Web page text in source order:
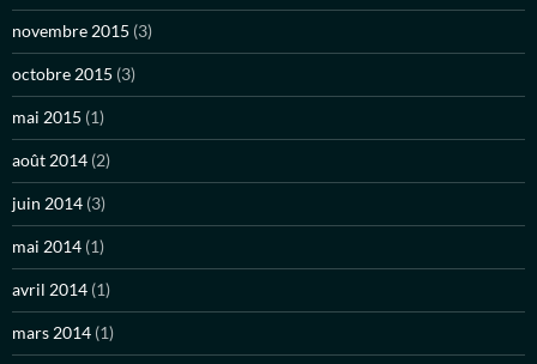
novembre 2015 (3)
octobre 2015 (3)
mai 2015 (1)
août 2014 (2)
juin 2014 (3)
mai 2014 (1)
avril 2014 (1)
mars 2014 (1)